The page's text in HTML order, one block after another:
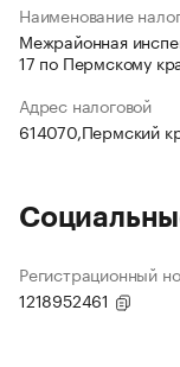
Наименование
Межрайонная
17 по Пермскому
Адрес налоговой
614070,Пермский
Регистрационный
1218952461